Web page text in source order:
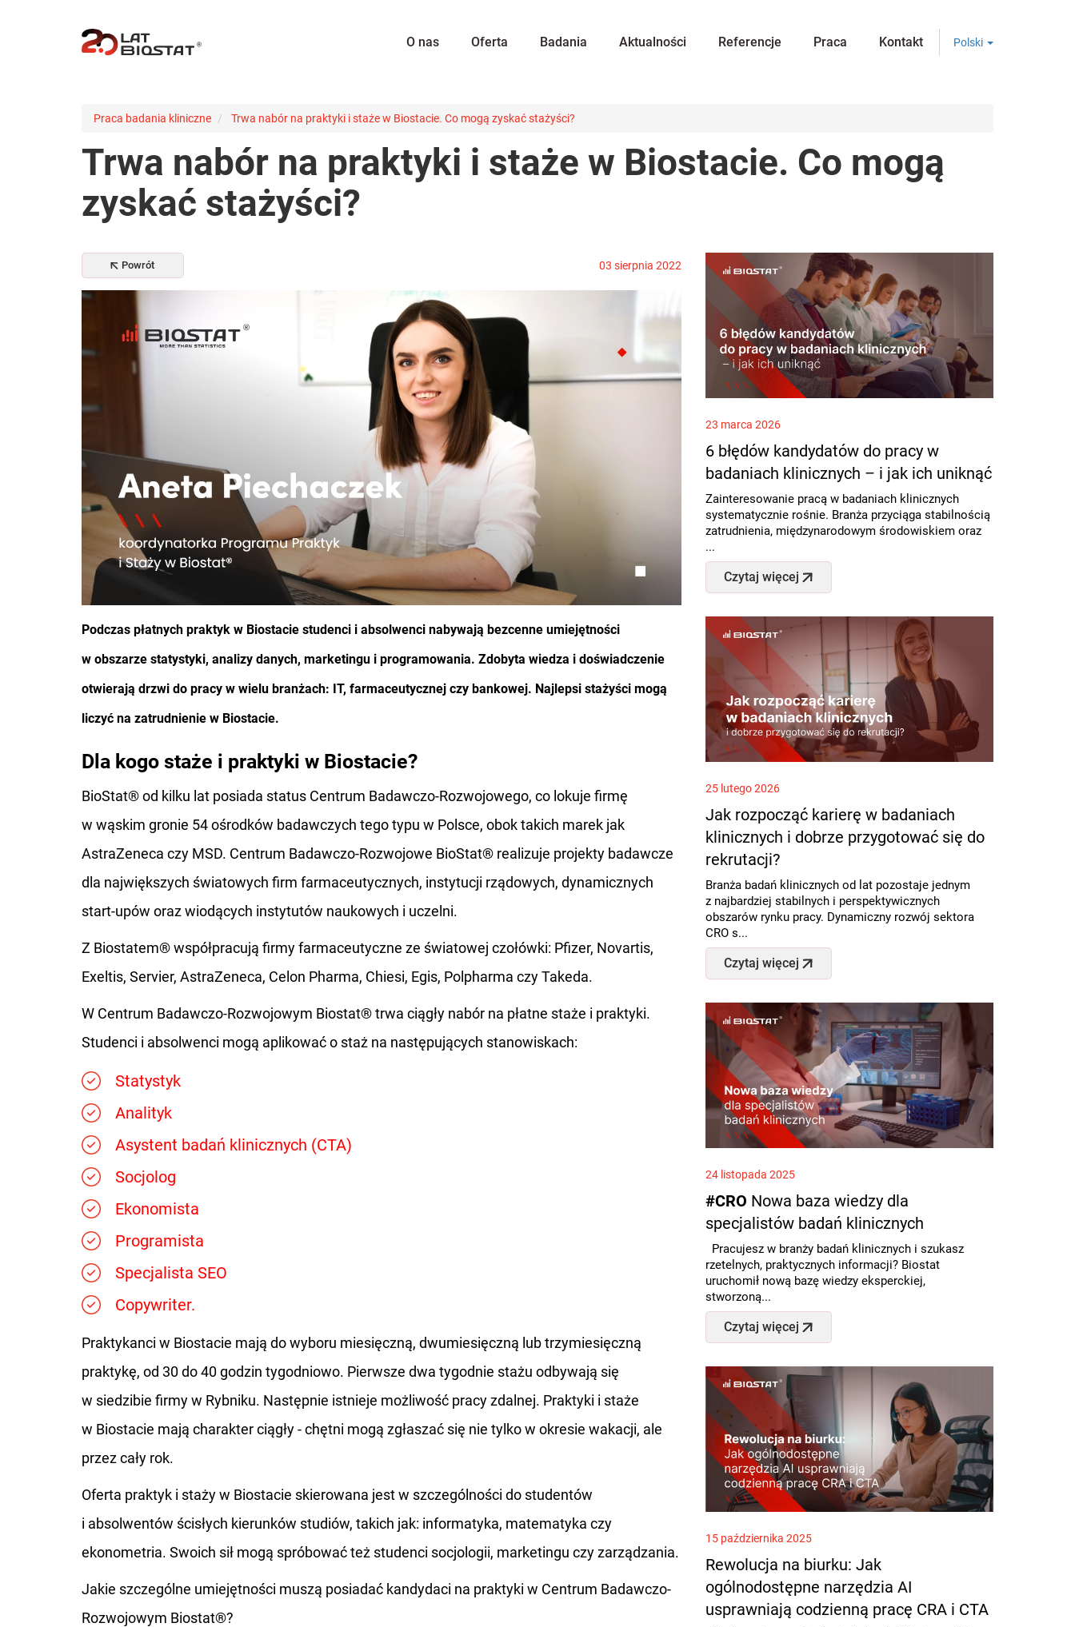
O nas Oferta Badania Aktualności Referencje Praca Kontakt Polski
Praca badania kliniczne Trwa nabór na praktyki i staże w Biostacie. Co mogą zyskać stażyści?
Trwa nabór na praktyki i staże w Biostacie. Co mogą
zyskać stażyści?
Powrót 03 sierpnia 2022
Podczas płatnych praktyk w Biostacie studenci i absolwenci nabywają bezcenne umiejętności
w obszarze statystyki, analizy danych, marketingu i programowania. Zdobyta wiedza i doświadczenie
otwierają drzwi do pracy w wielu branżach: IT, farmaceutycznej czy bankowej. Najlepsi stażyści mogą
liczyć na zatrudnienie w Biostacie.
Dla kogo staże i praktyki w Biostacie?
BioStat® od kilku lat posiada status Centrum Badawczo-Rozwojowego, co lokuje firmę
w wąskim gronie 54 ośrodków badawczych tego typu w Polsce, obok takich marek jak
AstraZeneca czy MSD. Centrum Badawczo-Rozwojowe BioStat® realizuje projekty badawcze
dla największych światowych firm farmaceutycznych, instytucji rządowych, dynamicznych
start-upów oraz wiodących instytutów naukowych i uczelni.
Z Biostatem® współpracują firmy farmaceutyczne ze światowej czołówki: Pfizer, Novartis,
Exeltis, Servier, AstraZeneca, Celon Pharma, Chiesi, Egis, Polpharma czy Takeda.
W Centrum Badawczo-Rozwojowym Biostat® trwa ciągły nabór na płatne staże i praktyki.
Studenci i absolwenci mogą aplikować o staż na następujących stanowiskach:
Statystyk
Analityk
Asystent badań klinicznych (CTA)
Socjolog
Ekonomista
Programista
Specjalista SEO
Copywriter.
Praktykanci w Biostacie mają do wyboru miesięczną, dwumiesięczną lub trzymiesięczną
praktykę, od 30 do 40 godzin tygodniowo. Pierwsze dwa tygodnie stażu odbywają się
w siedzibie firmy w Rybniku. Następnie istnieje możliwość pracy zdalnej. Praktyki i staże
w Biostacie mają charakter ciągły - chętni mogą zgłaszać się nie tylko w okresie wakacji, ale
przez cały rok.
Oferta praktyk i staży w Biostacie skierowana jest w szczególności do studentów
i absolwentów ścisłych kierunków studiów, takich jak: informatyka, matematyka czy
ekonometria. Swoich sił mogą spróbować też studenci socjologii, marketingu czy zarządzania.
Jakie szczególne umiejętności muszą posiadać kandydaci na praktyki w Centrum Badawczo-
Rozwojowym Biostat®?
23 marca 2026
6 błędów kandydatów do pracy w
badaniach klinicznych – i jak ich uniknąć
Zainteresowanie pracą w badaniach klinicznych
systematycznie rośnie. Branża przyciąga stabilnością
zatrudnienia, międzynarodowym środowiskiem oraz
...
Czytaj więcej
25 lutego 2026
Jak rozpocząć karierę w badaniach
klinicznych i dobrze przygotować się do
rekrutacji?
Branża badań klinicznych od lat pozostaje jednym
z najbardziej stabilnych i perspektywicznych
obszarów rynku pracy. Dynamiczny rozwój sektora
CRO s...
Czytaj więcej
24 listopada 2025
#CRO Nowa baza wiedzy dla
specjalistów badań klinicznych
Pracujesz w branży badań klinicznych i szukasz
rzetelnych, praktycznych informacji? Biostat
uruchomił nową bazę wiedzy eksperckiej,
stworzoną...
Czytaj więcej
15 października 2025
Rewolucja na biurku: Jak
ogólnodostępne narzędzia AI
usprawniają codzienną pracę CRA i CTA